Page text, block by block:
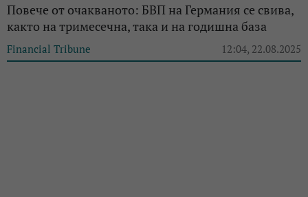
Повече от очакваното: БВП на Германия се свива,
както на тримесечна, така и на годишна база
Financial Tribune 12:04, 22.08.2025